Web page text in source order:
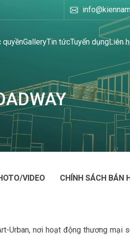
quyềnGalleryTin tứcTuyển dụngLiên
VIDEO CHÍNH SÁCH BÁN
Urban, nơi hoạt động thương mại